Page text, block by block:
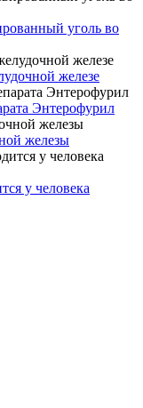
уголь во
железе
Энтерофурил
железы
у человека